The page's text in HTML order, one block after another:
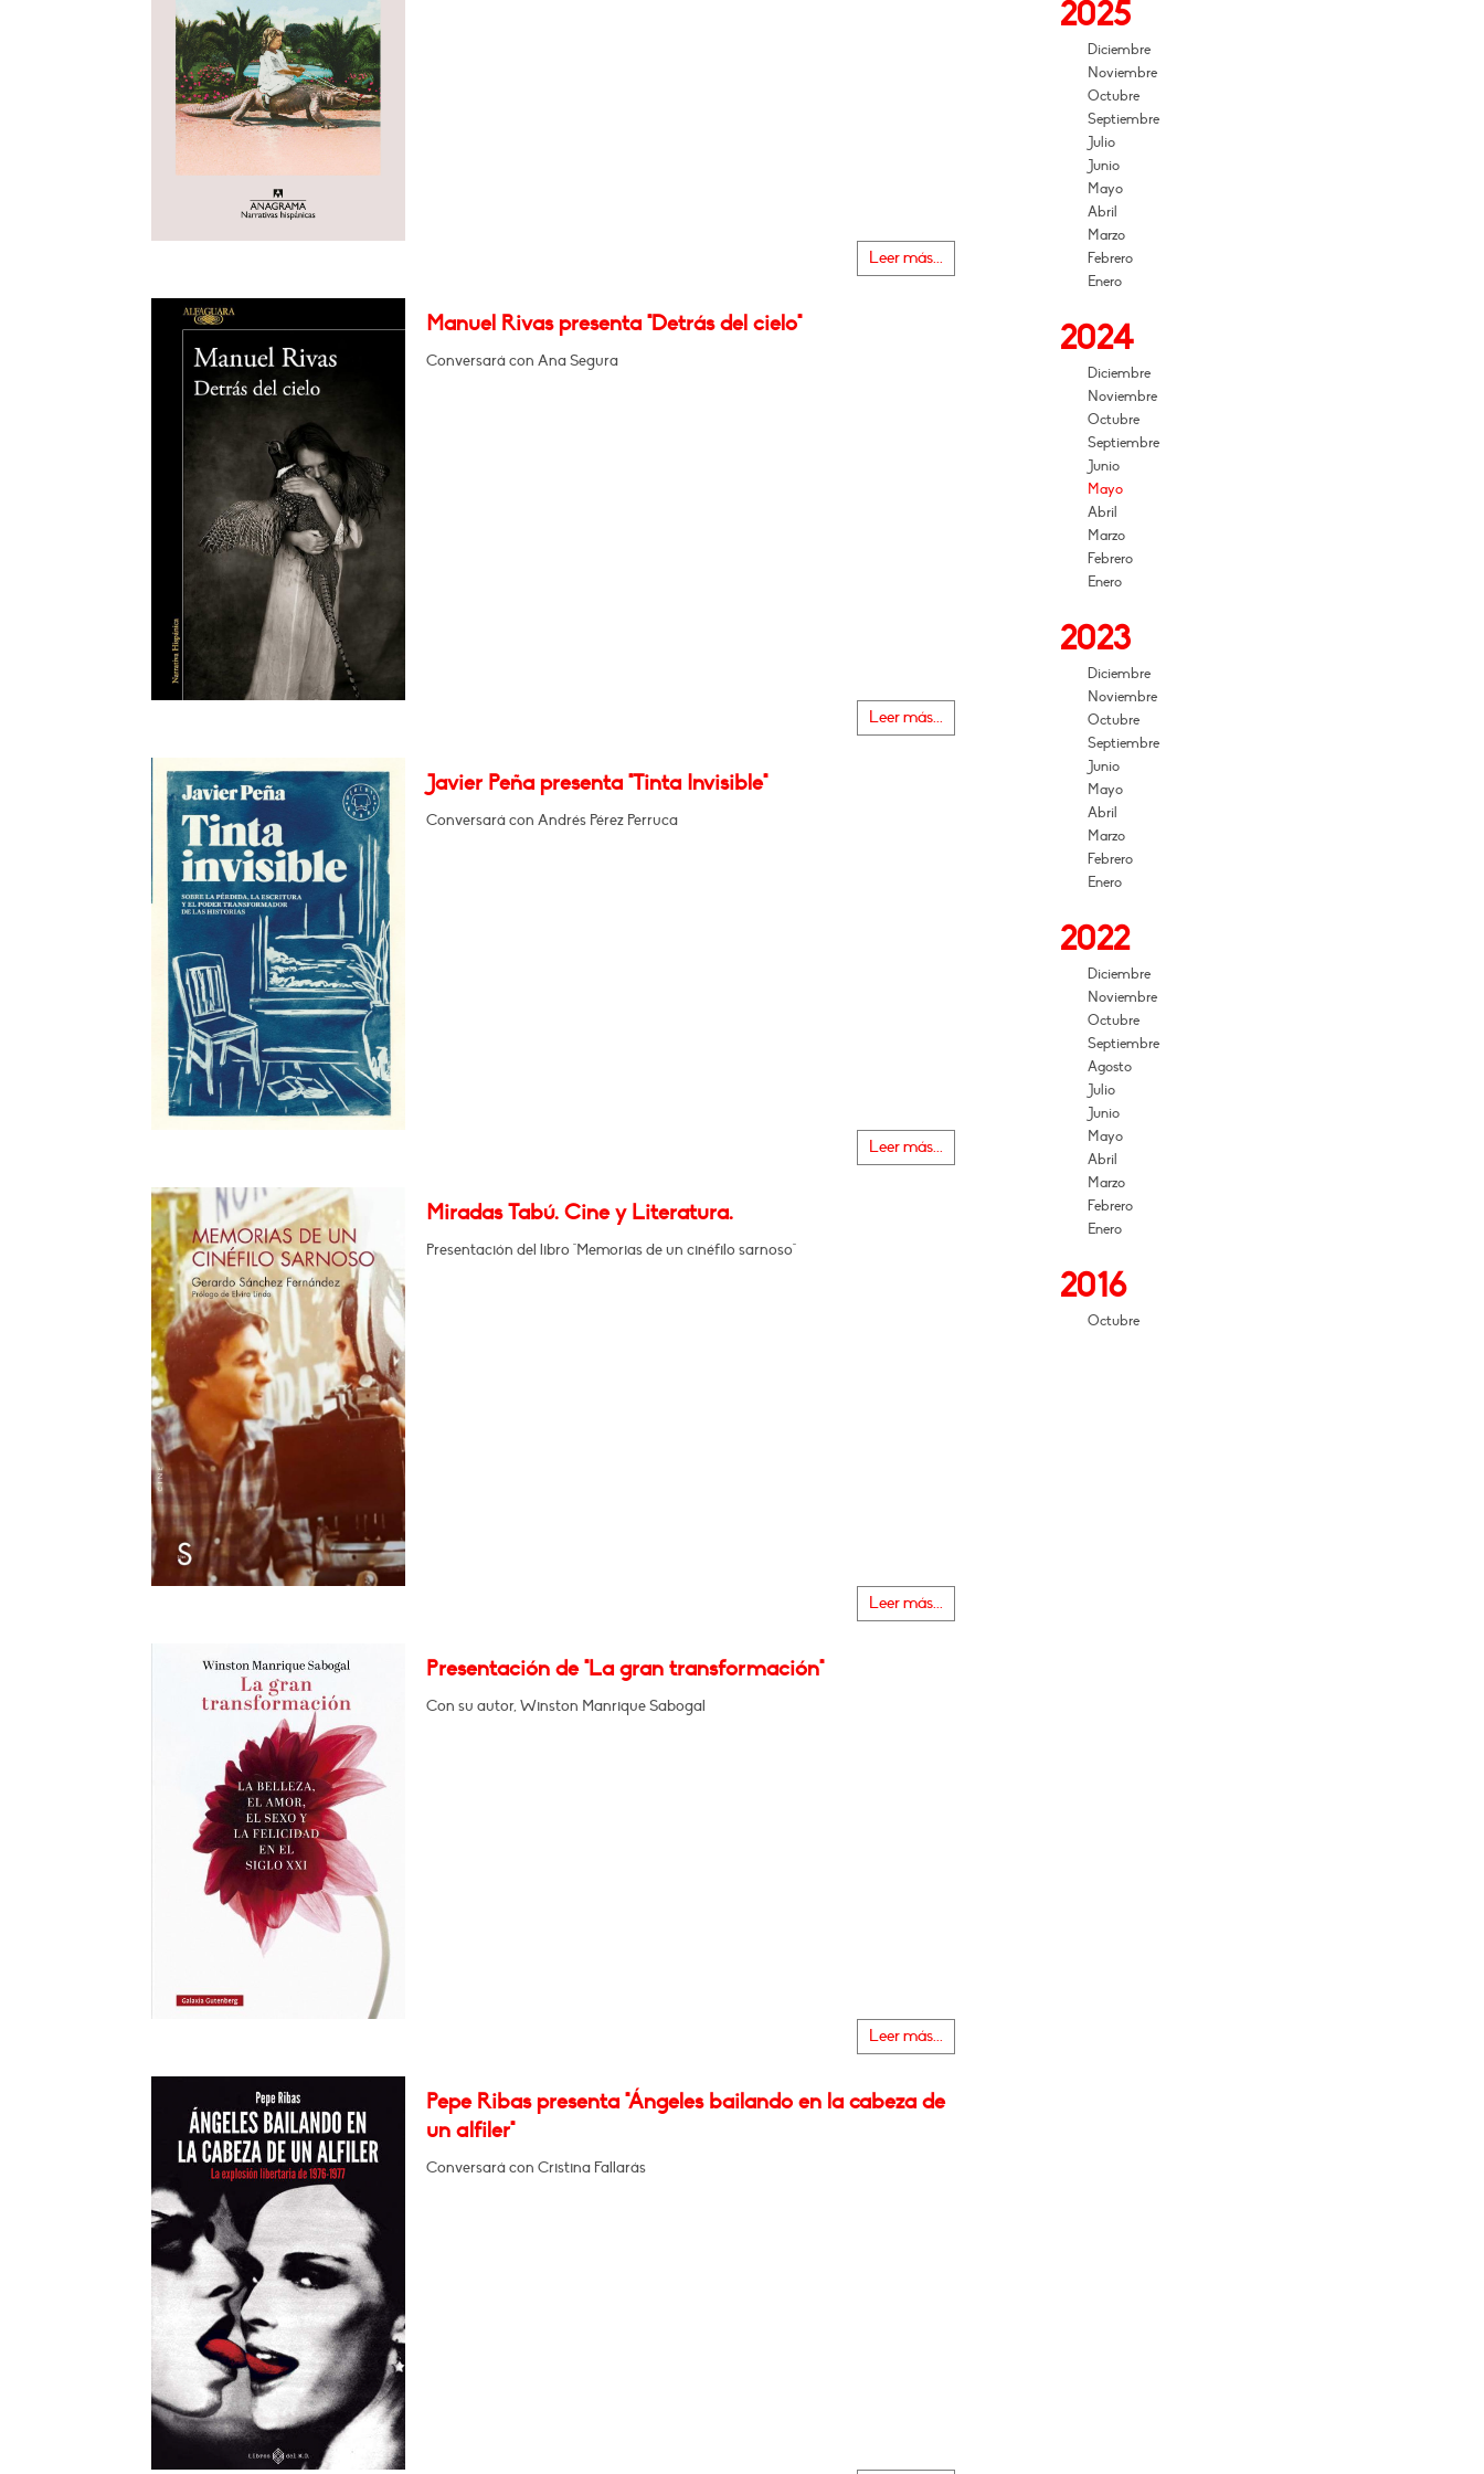
Leer más...
Manuel Rivas presenta "Detrás del cielo"
Conversará con Ana Segura
Leer más...
Javier Peña presenta "Tinta Invisible"
Conversará con Andrés Pérez Perruca
Leer más...
Miradas Tabú. Cine y Literatura.
Presentación del libro "Memorias de un cinéfilo sarnoso"
Leer más...
Presentación de "La gran transformación"
Con su autor, Winston Manrique Sabogal
Leer más...
Pepe Ribas presenta "Ángeles bailando en la cabeza de
un alfiler"
Conversará con Cristina Fallarás
2025
Diciembre
Noviembre
Octubre
Septiembre
Julio
Junio
Mayo
Abril
Marzo
Febrero
Enero
2024
Diciembre
Noviembre
Octubre
Septiembre
Junio
Mayo
Abril
Marzo
Febrero
Enero
2023
Diciembre
Noviembre
Octubre
Septiembre
Junio
Mayo
Abril
Marzo
Febrero
Enero
2022
Diciembre
Noviembre
Octubre
Septiembre
Agosto
Julio
Junio
Mayo
Abril
Marzo
Febrero
Enero
2016
Octubre